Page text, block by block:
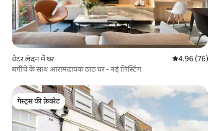
ग्रेटर लंदन में घर औसत रेटिंग 5 में
4.96 (76)
बगीचे के साथ आरामदायक ठाठ घर - नई लिस्टिंग
गेस्ट्स की फ़ेवरेट
गेस्ट्स की फ़ेवरेट